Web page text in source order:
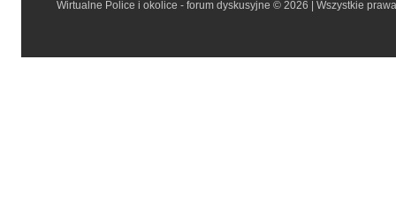
Wirtualne Police i okolice - forum dyskusyjne © 2026 | Wszystkie